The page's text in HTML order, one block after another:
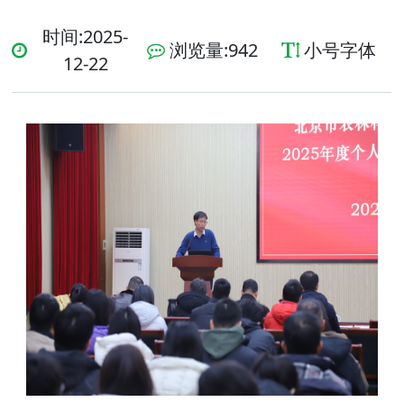
时间:2025-
12-22
浏览量:942 小号字体